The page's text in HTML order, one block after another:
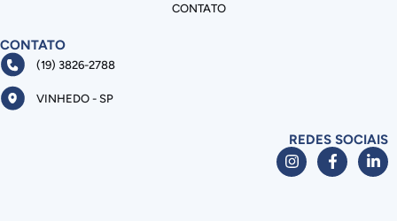
CONTATO
CONTATO
(19) 3826-2788
VINHEDO - SP
REDES SOCIAIS